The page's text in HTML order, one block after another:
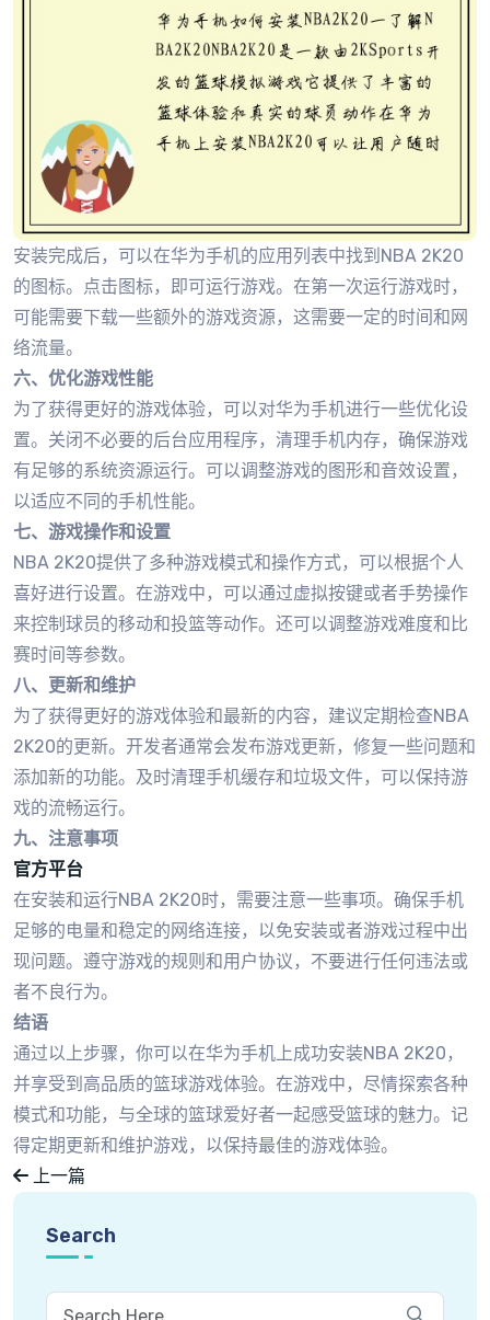
安装完成后，可以在华为手机的应用列表中找到NBA 2K20
的图标。点击图标，即可运行游戏。在第一次运行游戏时，
可能需要下载一些额外的游戏资源，这需要一定的时间和网
络流量。
六、优化游戏性能
为了获得更好的游戏体验，可以对华为手机进行一些优化设
置。关闭不必要的后台应用程序，清理手机内存，确保游戏
有足够的系统资源运行。可以调整游戏的图形和音效设置，
以适应不同的手机性能。
七、游戏操作和设置
NBA 2K20提供了多种游戏模式和操作方式，可以根据个人
喜好进行设置。在游戏中，可以通过虚拟按键或者手势操作
来控制球员的移动和投篮等动作。还可以调整游戏难度和比
赛时间等参数。
八、更新和维护
为了获得更好的游戏体验和最新的内容，建议定期检查NBA
2K20的更新。开发者通常会发布游戏更新，修复一些问题和
添加新的功能。及时清理手机缓存和垃圾文件，可以保持游
戏的流畅运行。
九、注意事项
官方平台
在安装和运行NBA 2K20时，需要注意一些事项。确保手机
足够的电量和稳定的网络连接，以免安装或者游戏过程中出
现问题。遵守游戏的规则和用户协议，不要进行任何违法或
者不良行为。
结语
通过以上步骤，你可以在华为手机上成功安装NBA 2K20，
并享受到高品质的篮球游戏体验。在游戏中，尽情探索各种
模式和功能，与全球的篮球爱好者一起感受篮球的魅力。记
得定期更新和维护游戏，以保持最佳的游戏体验。
上一篇
Search